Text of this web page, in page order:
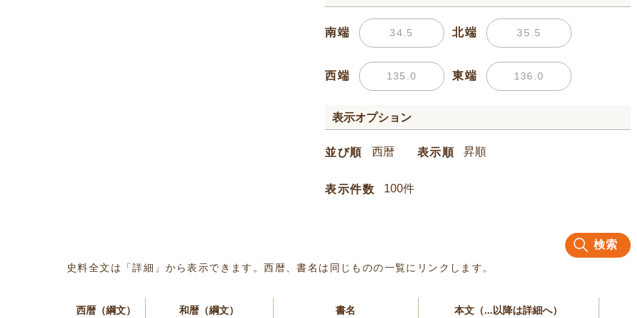
南端 北端
西端 東端
表示オプション
並び順 表示順
表示件数
検索
史料全文は「詳細」から表示できます。西暦、書名は同じものの一覧にリンクします。
西暦（綱文） 和暦（綱文） 書名 本文（...以降は詳細へ）